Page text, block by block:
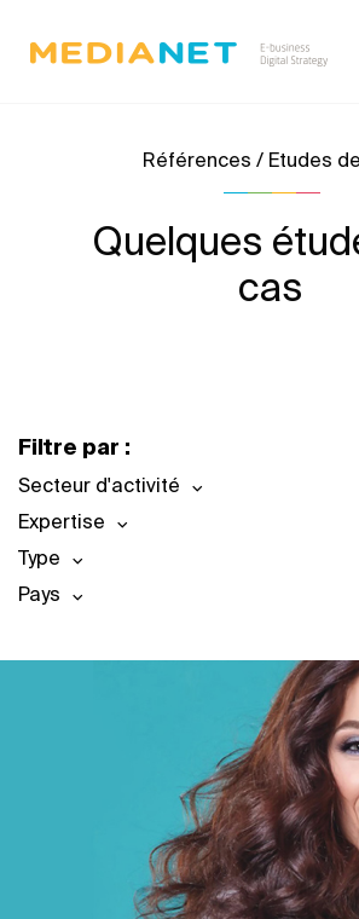
Références / Etudes
Quelques
cas
Filtre par :
Secteur d'activité
Expertise
Type
Pays